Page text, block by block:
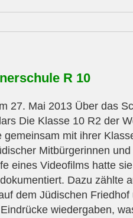
R 10
27. Mai 2013 Über das
Die Klasse 10 R2 der
gemeinsam mit ihrer
Mitbürgerinnen
eines Videofilms hatte
Dazu zählte
dem Jüdischen
wiedergaben,